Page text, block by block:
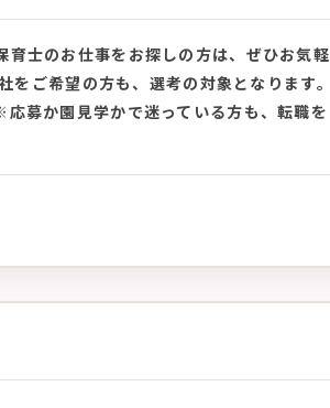
育士のお仕事をお探しの方は、ぜひお気軽
ご希望の方も、選考の対象となります。
募か園見学かで迷っている方も、転職を